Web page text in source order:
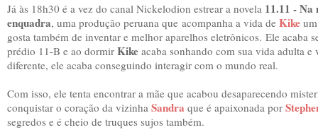
Já às 18h30 é a vez do canal Nickelodion estrear a novela 11.11 - Na
enquadra, uma produção peruana que acompanha a vida de Kike
gosta também de inventar e melhor aparelhos eletrônicos. Ele acaba
prédio 11-B e ao dormir Kike acaba sonhando com sua vida adulta
diferente, ele acaba conseguindo interagir com o mundo real.
Com isso, ele tenta encontrar a mãe que acabou desaparecendo
conquistar o coração da vizinha Sandra que é apaixonada por
segredos e é cheio de truques sujos também.